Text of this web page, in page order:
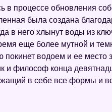
в процессе обновления
была создана
в него хлынут воды из
еще более мутной и
покинет водоем и ее место
и философ конца
в себе все формы и